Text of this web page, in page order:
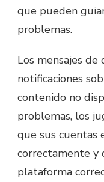
que pueden
problemas.
Los mensajes de
notificaciones
contenido no
problemas, los
que sus cuentas
correctamente y
plataforma